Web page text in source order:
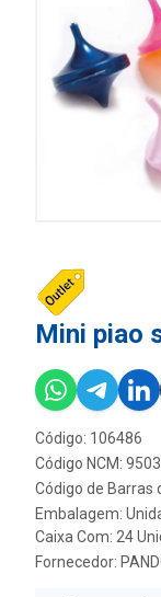
Mini piao
Código: 106486
Código NCM:
Código de Barras
Embalagem:
Caixa Com: 24
Fornecedor: